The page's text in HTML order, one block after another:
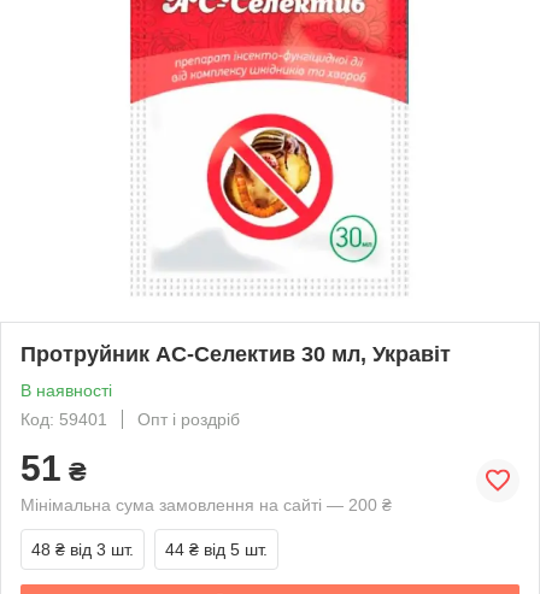
Протруйник АС-Селектив 30 мл, Укравіт
В наявності
Код: 59401
Опт і роздріб
51 ₴
Мінімальна сума замовлення на сайті — 200 ₴
48 ₴ від 3 шт. 44 ₴ від 5 шт.